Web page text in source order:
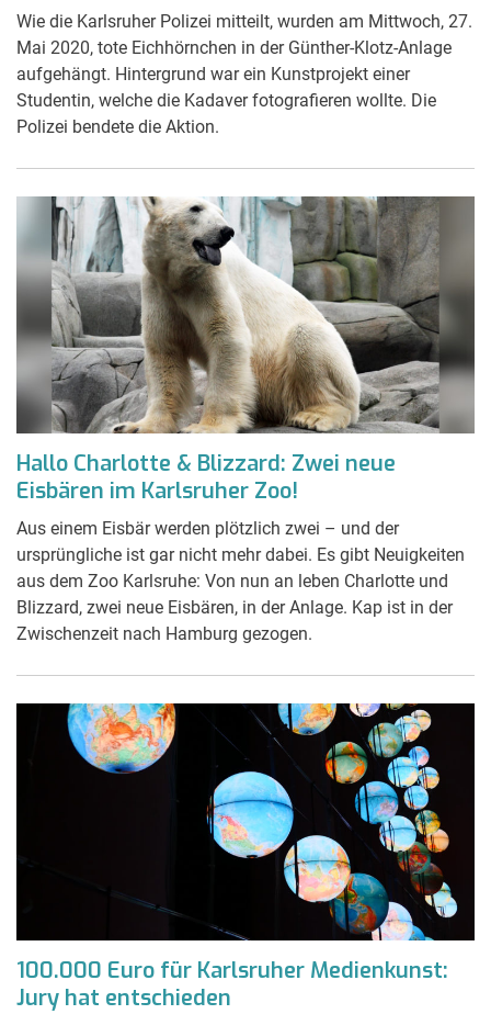
Wie die Karlsruher Polizei mitteilt, wurden am Mittwoch, 27.
Mai 2020, tote Eichhörnchen in der Günther-Klotz-Anlage
aufgehängt. Hintergrund war ein Kunstprojekt einer
Studentin, welche die Kadaver fotografieren wollte. Die
Polizei bendete die Aktion.
Hallo Charlotte & Blizzard: Zwei neue
Eisbären im Karlsruher Zoo!
Aus einem Eisbär werden plötzlich zwei – und der
ursprüngliche ist gar nicht mehr dabei. Es gibt Neuigkeiten
aus dem Zoo Karlsruhe: Von nun an leben Charlotte und
Blizzard, zwei neue Eisbären, in der Anlage. Kap ist in der
Zwischenzeit nach Hamburg gezogen.
100.000 Euro für Karlsruher Medienkunst:
Jury hat entschieden